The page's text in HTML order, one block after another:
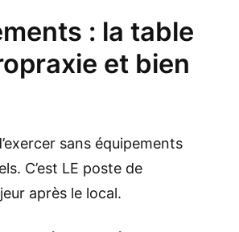
: la table
et bien
sans équipements
C’est LE poste de
après le local.